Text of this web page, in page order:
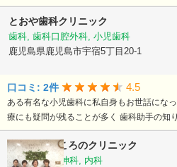
とおや歯科クリニック
歯科, 歯科口腔外科, 小児歯科
鹿児島県鹿児島市宇宿5丁目20-1
口コミ: 2件 4.5
ある有名な小児歯科に私自身もお世話にな
療にも疑問が残ることが多く 歯科助手の知
スリジエこころのクリニック
心療内科, 精神科, 内科